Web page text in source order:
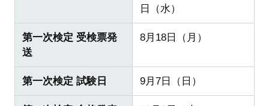
日（水）
第一次検定 受検票発
送
8月18日（月）
第一次検定 試験日 9月7日（日）